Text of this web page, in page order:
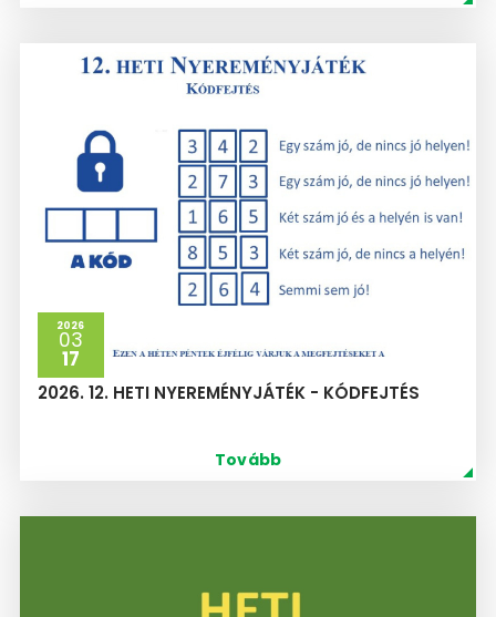
2026
03
17
2026. 12. HETI NYEREMÉNYJÁTÉK - KÓDFEJTÉS
Tovább